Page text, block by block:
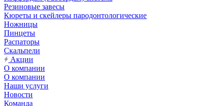
Резиновые завесы
Кюреты и скейлеры пародонтологические
Ножницы
Пинцеты
Распаторы
Скальпели
Акции
О компании
О компании
Наши услуги
Новости
Команда